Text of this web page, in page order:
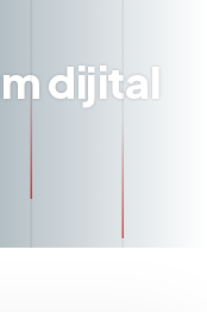
dijital